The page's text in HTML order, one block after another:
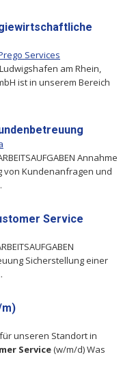
Services
am Rhein,
ist in unserem Bereich
Annahme
Kundenanfragen und
Service
Sicherstellung einer
unseren Standort in
Service(w/m/d) Was